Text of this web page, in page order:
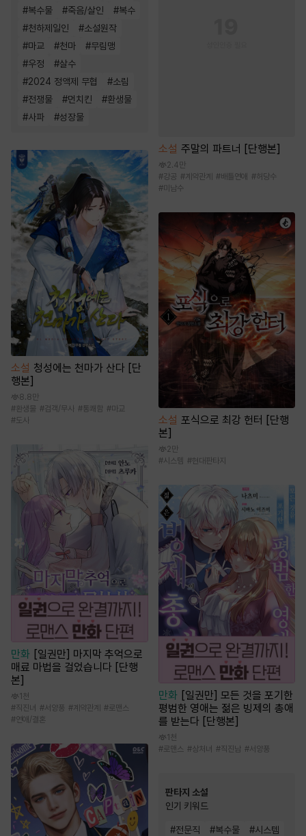
#복수물 #죽음/살인 #복수
#천하제일인 #소설원작
#마교 #천마 #무림맹
#우정 #살수
#2024 정액제 무협 #소림
#전쟁물 #먼치킨 #환생물
#사파 #성장물
소설 청성에는 천마가 산다 [단
행본]
8.8만
# 환생물 #검객/무사 #통쾌함 #마교
#도사
만화
[일권만] 마지막 추억으로
매료 마법을 걸었습니다 [단행
본]
1천
#직진녀 #서양풍 # 계약관계 #로맨스
#연애/결혼
소설 주말의 파트너 [단행본]
2.4만
#강공 #계약관계 #배틀연애 #허당수
#미남수
소설 포식으로 최강 헌터 [단행
본]
2만
#시스템 #현대판타지
만화 [일권만] 모든 것을 포기한
평범한 영애는 젊은 빙제의 총애
를 받는다 [단행본]
1천
#로맨스 #상처녀 #직진남 #서양풍
판타지 소설
인기 키워드
#전문직 #복수물 #시스템